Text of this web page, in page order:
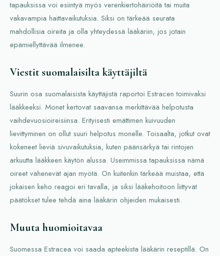
tapauksissa voi esiintyä myös verenkiertohäiriöitä tai muita
vakavampia haittavaikutuksia. Siksi on tärkeää seurata
mahdollisia oireita ja olla yhteydessä lääkäriin, jos jotain
epämiellyttävää ilmenee.
Viestit suomalaisilta käyttäjiltä
Suurin osa suomalaisista käyttäjistä raportoi Estracen toimivaksi
lääkkeeksi. Monet kertovat saavansa merkittävää helpotusta
vaihdevuosioireisiinsa. Erityisesti emättimen kuivuuden
lievittyminen on ollut suuri helpotus monelle. Toisaalta, jotkut ovat
kokeneet lieviä sivuvaikutuksia, kuten päänsärkyä tai rintojen
arkuutta lääkkeen käytön alussa. Useimmissa tapauksissa nämä
oireet vähenevät ajan myötä. On kuitenkin tärkeää muistaa, että
jokaisen keho reagoi eri tavalla, ja siksi lääkehoitoon liittyvät
päätökset tulee tehdä aina lääkärin ohjeiden mukaisesti.
Muuta huomioitavaa
Suomessa Estracea voi saada apteekista lääkärin reseptillä. On